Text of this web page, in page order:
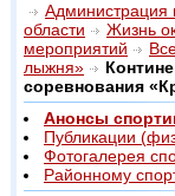
Администрация
области
Жизнь
мероприятий
лыжня»
соревнования
Анонсы
Публикации
Фотогалерея
Районному